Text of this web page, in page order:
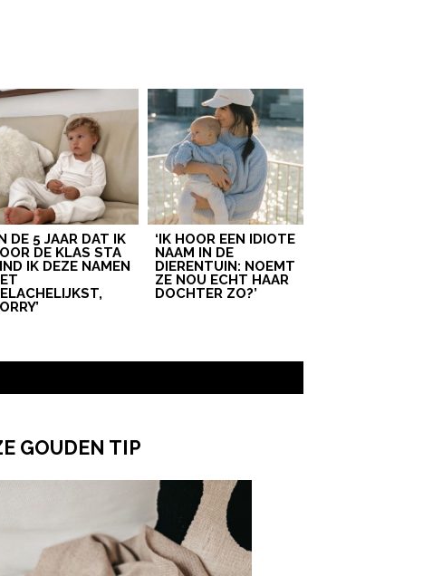
DE 5 JAAR DAT IK
DE KLAS STA
IK DEZE NAMEN
‘IK HOOR EEN IDIOTE
NAAM IN DE
DIERENTUIN: NOEMT
ZE NOU ECHT HAAR
DOCHTER ZO?’
GOUDEN TIP